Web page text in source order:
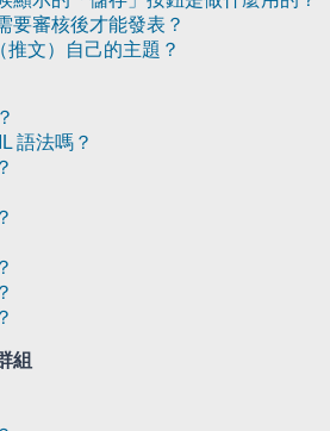
要審核後才能發表？
文）自己的主題？
語法嗎？
組